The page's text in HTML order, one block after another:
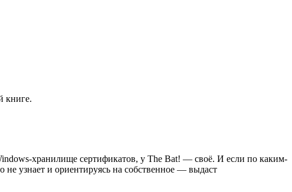
книге.
хранилище сертификатов, у The Bat! — своё. И если по каким-
узнает и ориентируясь на собственное — выдаст